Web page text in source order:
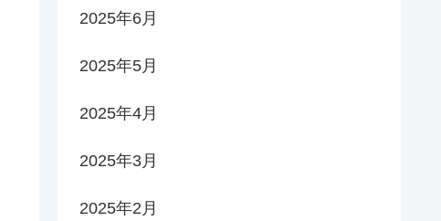
2025年6月
2025年5月
2025年4月
2025年3月
2025年2月